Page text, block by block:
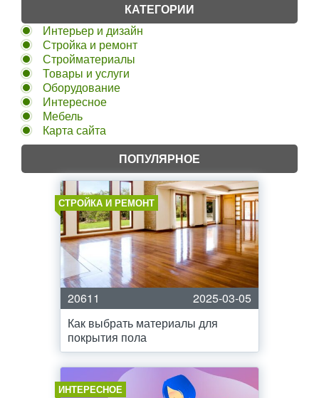
КАТЕГОРИИ
Интерьер и дизайн
Стройка и ремонт
Стройматериалы
Товары и услуги
Оборудование
Интересное
Мебель
Карта сайта
ПОПУЛЯРНОЕ
СТРОЙКА И РЕМОНТ
20611
2025-03-05
Как выбрать материалы для
покрытия пола
ИНТЕРЕСНОЕ